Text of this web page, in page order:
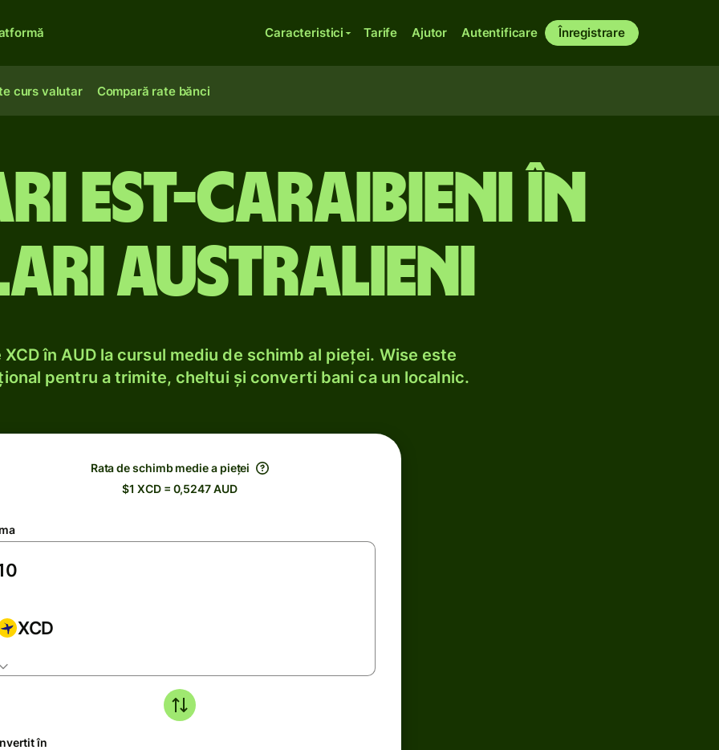
Caracteristici Tarife Ajutor Autentificare Înregistrare
curs valutar Compară rate bănci
est-caraibieni în
australieni
în AUD la cursul mediu de schimb al pieței. Wise este
pentru a trimite, cheltui și converti bani ca un localnic.
Rata de schimb medie a pieței
$1 XCD = 0,5247 AUD
XCD
în